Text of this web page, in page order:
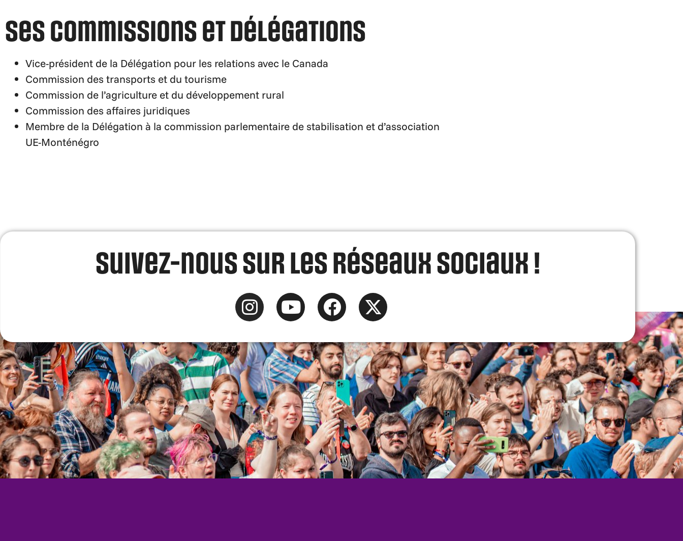
Ses commissions et délégations
Vice-président de la Délégation pour les relations avec le Canada
Commission des transports et du tourisme
Commission de l’agriculture et du développement rural
Commission des affaires juridiques
Membre de la Délégation à la commission parlementaire de stabilisation et d’association
UE-Monténégro
Suivez-nous sur les réseaux sociaux !